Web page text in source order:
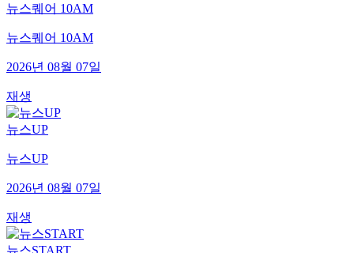
뉴스퀘어 10AM
뉴스퀘어 10AM
2026년 08월 07일
재생
뉴스UP
뉴스UP
2026년 08월 07일
재생
뉴스START